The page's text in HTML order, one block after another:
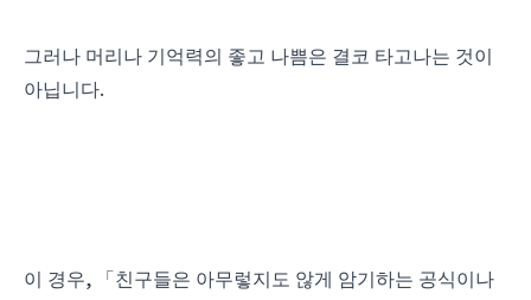
그러나 머리나 기억력의 좋고 나쁨은 결코 타고나는 것이
아닙니다.
이 경우, 「 친구들은 아무렇지도 않게 암기하는 공식이나